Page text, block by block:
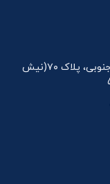
تهران، بلوار اندرزگو، نبش خیابان عبداللهی جنوبی، پلاک ۷۰(نیش